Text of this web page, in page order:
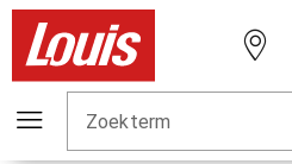
Zoekterm